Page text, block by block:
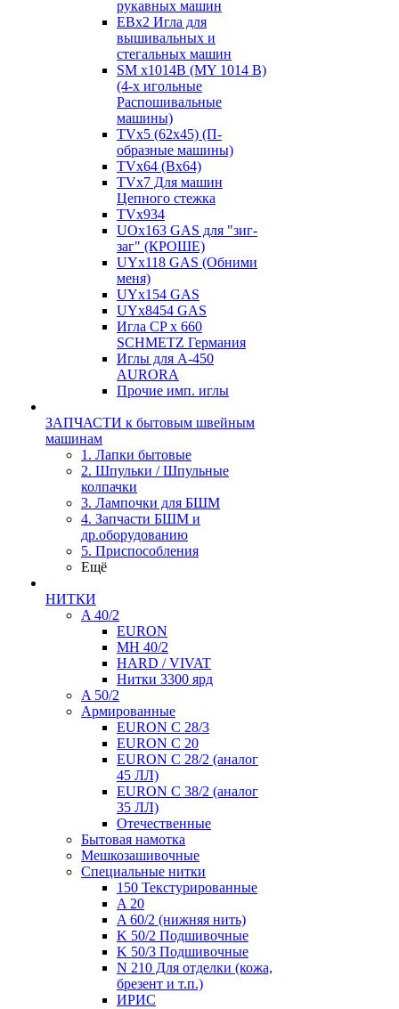
рукавных машин
EBx2 Игла для
вышивальных и
стегальных машин
SM x1014B (MY 1014 B)
(4-х игольные
Распошивальные
машины)
TVх5 (62х45) (П-
образные машины)
TVх64 (Вх64)
TVх7 Для машин
Цепного стежка
TVх934
UOx163 GAS для "зиг-
заг" (КРОШЕ)
UYx118 GAS (Обними
меня)
UYx154 GAS
UYx8454 GAS
Игла CP х 660
SCHMETZ Германия
Иглы для А-450
AURORA
Прочие имп. иглы
ЗАПЧАСТИ к бытовым швейным
машинам
1. Лапки бытовые
2. Шпульки / Шпульные
колпачки
3. Лампочки для БШМ
4. Запчасти БШМ и
др.оборудованию
5. Приспособления
Ещё
НИТКИ
A 40/2
EURON
MH 40/2
HARD / VIVAT
Нитки 3300 ярд
A 50/2
Армированные
EURON C 28/3
EURON C 20
EURON C 28/2 (аналог
45 ЛЛ)
EURON C 38/2 (аналог
35 ЛЛ)
Отечественные
Бытовая намотка
Мешкозашивочные
Специальные нитки
150 Текстурированные
A 20
A 60/2 (нижняя нить)
K 50/2 Подшивочные
K 50/3 Подшивочные
N 210 Для отделки (кожа,
брезент и т.п.)
ИРИС